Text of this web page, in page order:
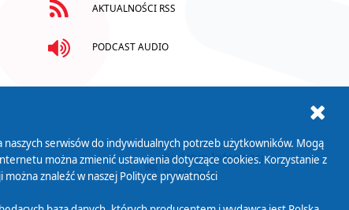
AKTUALNOŚCI RSS
PODCAST AUDIO
Biuletyn Informacji
Publicznej
serwisów do indywidualnych potrzeb użytkowników. Mogą
można zmienić ustawienia dotyczące cookies. Korzystanie z
znaleźć w naszej Polityce prywatności